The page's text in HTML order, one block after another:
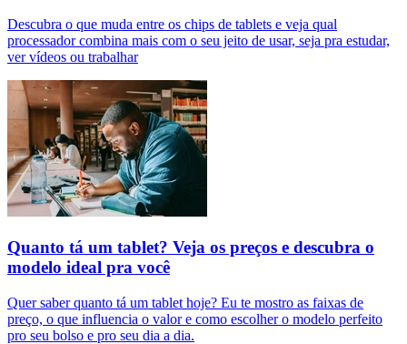
Descubra o que muda entre os chips de tablets e veja qual
processador combina mais com o seu jeito de usar, seja pra estudar,
ver vídeos ou trabalhar
Quanto tá um tablet? Veja os preços e descubra o
modelo ideal pra você
Quer saber quanto tá um tablet hoje? Eu te mostro as faixas de
preço, o que influencia o valor e como escolher o modelo perfeito
pro seu bolso e pro seu dia a dia.